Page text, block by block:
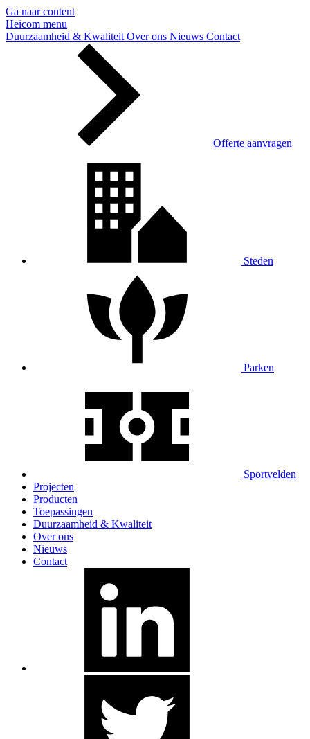
Ga naar content
Heicom menu
Duurzaamheid & Kwaliteit Over ons Nieuws Contact
Offerte aanvragen
Steden
Parken
Sportvelden
Projecten
Producten
Toepassingen
Duurzaamheid & Kwaliteit
Over ons
Nieuws
Contact